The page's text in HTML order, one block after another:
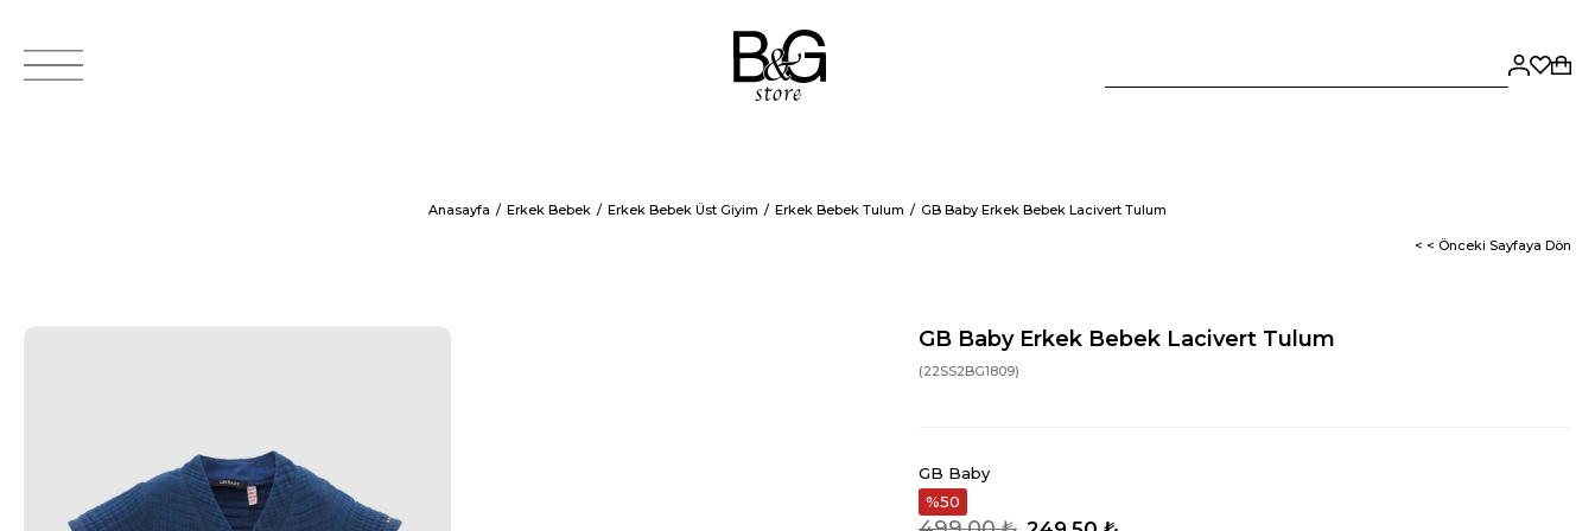
Anasayfa Erkek Bebek Erkek Bebek Üst Giyim Erkek Bebek Tulum GB Baby Erkek Bebek Lacivert Tulum
< < Önceki Sayfaya Dön
GB Baby Erkek Bebek Lacivert Tulum
(22SS2BG1809)
GB Baby
50